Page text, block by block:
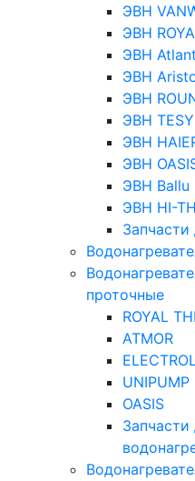
ЭВН
ЭВН
ЭВН
ЭВН
ЭВН
ЭВН TESY
ЭВН
ЭВН
ЭВН Ballu
ЭВН HI-
проточные
ROYAL
ATMOR
UNIPUMP
OASIS